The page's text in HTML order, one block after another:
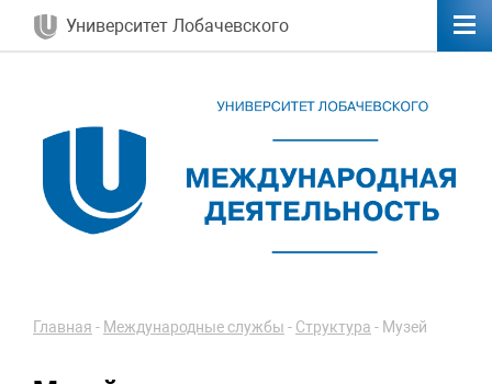
Университет Лобачевского
Главная - Международные службы - Структура - Музей